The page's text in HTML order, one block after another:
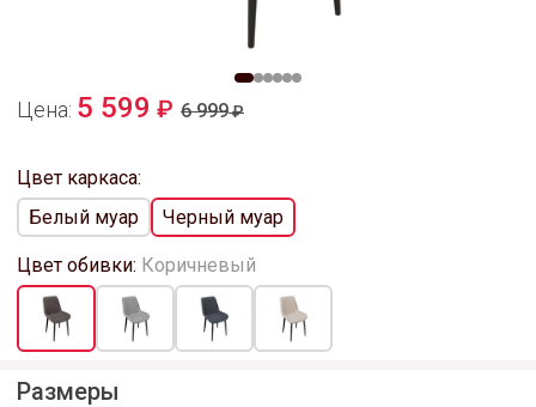
Цена: 5 599 6 999
Цвет каркаса:
Белый муар
Черный муар
Цвет обивки: Коричневый
Размеры